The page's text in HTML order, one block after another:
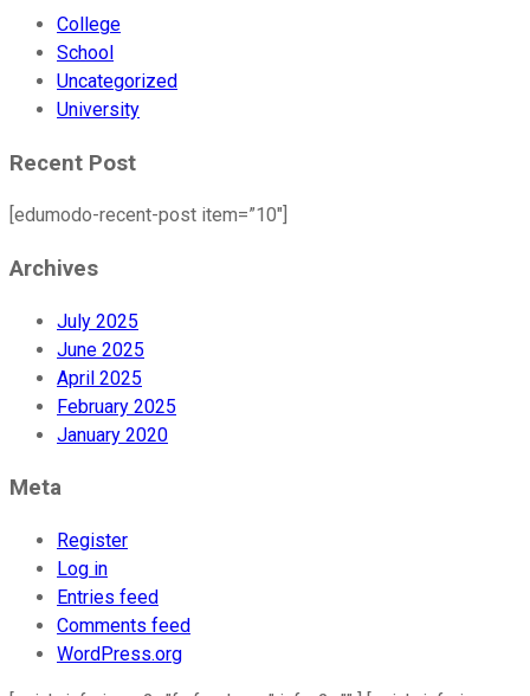
College
School
Uncategorized
University
Recent Post
[edumodo-recent-post item=”10″]
Archives
July 2025
June 2025
April 2025
February 2025
January 2020
Meta
Register
Log in
Entries feed
Comments feed
WordPress.org